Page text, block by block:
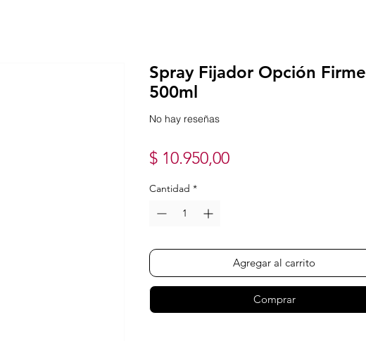
Spray Fijador Opción Firme
500ml
No hay reseñas
$ 10.950,00Precio
Cantidad *
Agregar al carrito
Comprar